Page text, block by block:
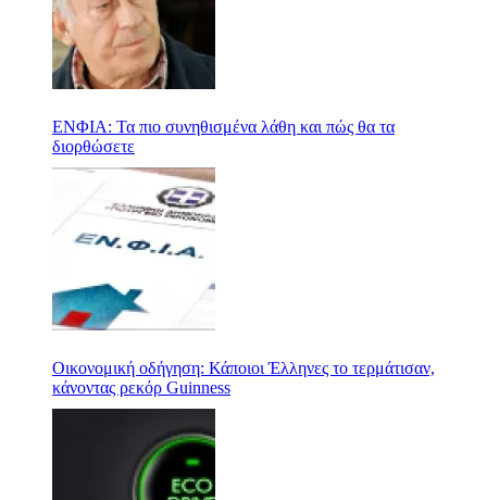
ΕΝΦΙΑ: Τα πιο συνηθισμένα λάθη και πώς θα τα
διορθώσετε
Οικονομική οδήγηση: Κάποιοι Έλληνες το τερμάτισαν,
κάνοντας ρεκόρ Guinness